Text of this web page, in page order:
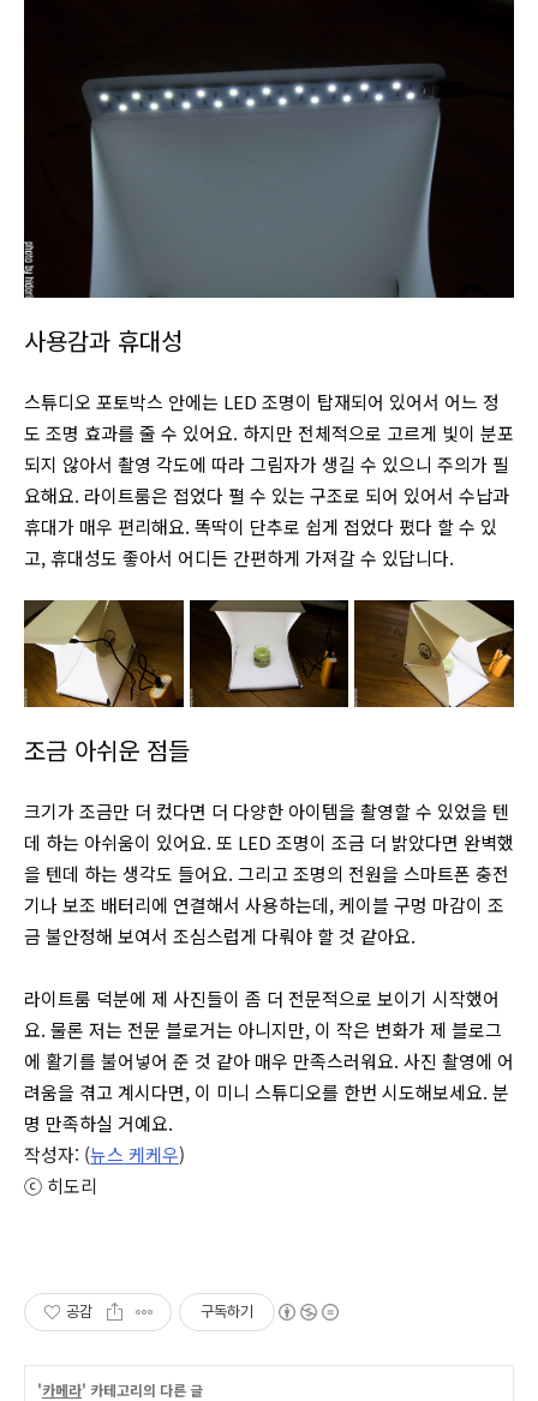
사용감과 휴대성
스튜디오 포토박스 안에는 LED 조명이 탑재되어 있어서 어느 정
도 조명 효과를 줄 수 있어요. 하지만 전체적으로 고르게 빛이 분포
되지 않아서 촬영 각도에 따라 그림자가 생길 수 있으니 주의가 필
요해요. 라이트룸은 접었다 펼 수 있는 구조로 되어 있어서 수납과
휴대가 매우 편리해요. 똑딱이 단추로 쉽게 접었다 폈다 할 수 있
고, 휴대성도 좋아서 어디든 간편하게 가져갈 수 있답니다.
조금 아쉬운 점들
크기가 조금만 더 컸다면 더 다양한 아이템을 촬영할 수 있었을 텐
데 하는 아쉬움이 있어요. 또 LED 조명이 조금 더 밝았다면 완벽했
을 텐데 하는 생각도 들어요. 그리고 조명의 전원을 스마트폰 충전
기나 보조 배터리에 연결해서 사용하는데, 케이블 구멍 마감이 조
금 불안정해 보여서 조심스럽게 다뤄야 할 것 같아요.
라이트룸 덕분에 제 사진들이 좀 더 전문적으로 보이기 시작했어
요. 물론 저는 전문 블로거는 아니지만, 이 작은 변화가 제 블로그
에 활기를 불어넣어 준 것 같아 매우 만족스러워요. 사진 촬영에 어
려움을 겪고 계시다면, 이 미니 스튜디오를 한번 시도해보세요. 분
명 만족하실 거예요.
작성자: (뉴스 케케우)
ⓒ 히도리
공감 구독하기
'카메라' 카테고리의 다른 글